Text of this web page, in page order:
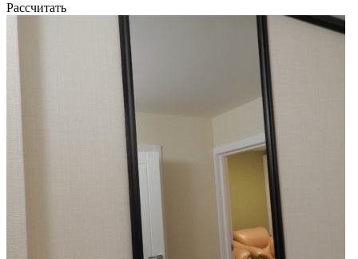
Рассчитать